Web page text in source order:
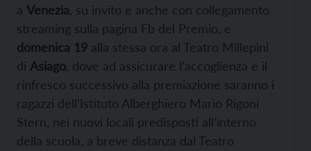
a Venezia , su invito e anche con collegamento
streaming sulla pagina Fb del Premio, e
domenica 19 alla stessa ora al Teatro Millepini
di Asiago , dove ad assicurare l’accoglienza e il
rinfresco successivo alla premiazione saranno i
ragazzi dell’Istituto Alberghiero Mario Rigoni
Stern, nei nuovi locali predisposti all’interno
della scuola, a breve distanza dal Teatro